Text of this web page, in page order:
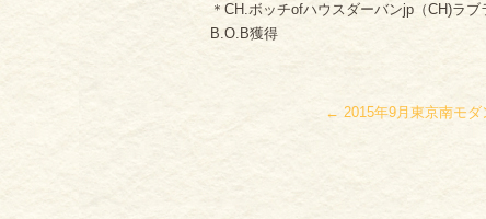
＊CH.ボッチofハウスダーバンjp（CH)ラブ
B.O.B獲得
← 2015年9月東京南モ